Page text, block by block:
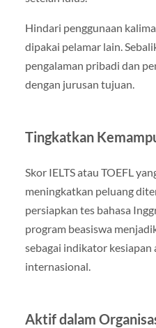
Hindari penggunaan
dipakai pelamar lain.
pengalaman pribadi dan
dengan jurusan tujuan.
Tingkatkan
Skor IELTS atau TOEFL
meningkatkan peluang
persiapkan tes bahasa
program beasiswa
sebagai indikator kesiapan
internasional.
Aktif dalam